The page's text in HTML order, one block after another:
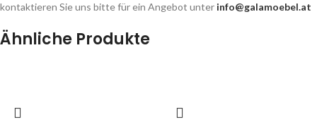
kontaktieren Sie uns bitte für ein Angebot unter info@galamoebel.at
Ähnliche Produkte